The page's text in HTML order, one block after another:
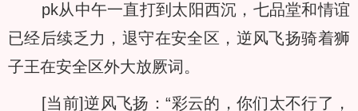
pk从中午一直打到太阳西沉，七品堂和情谊
已经后续乏力，退守在安全区，逆风飞扬骑着狮
子王在安全区外大放厥词。
[当前]逆风飞扬：“彩云的，你们太不行了，